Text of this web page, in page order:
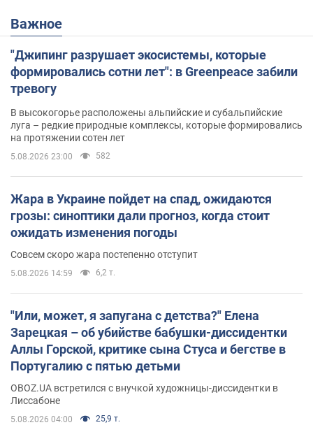
Важное
"Джипинг разрушает экосистемы, которые
формировались сотни лет": в Greenpeace забили
тревогу
В высокогорье расположены альпийские и субальпийские
луга – редкие природные комплексы, которые формировались
на протяжении сотен лет
5.08.2026 23:00 582
Жара в Украине пойдет на спад, ожидаются
грозы: синоптики дали прогноз, когда стоит
ожидать изменения погоды
Совсем скоро жара постепенно отступит
5.08.2026 14:59 6,2 т.
"Или, может, я запугана с детства?" Елена
Зарецкая – об убийстве бабушки-диссидентки
Аллы Горской, критике сына Стуса и бегстве в
Португалию с пятью детьми
OBOZ.UA встретился с внучкой художницы-диссидентки в
Лиссабоне
5.08.2026 04:00 25,9 т.